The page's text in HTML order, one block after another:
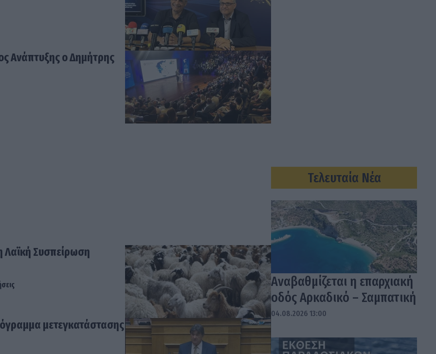
Ανάπτυξης ο Δημήτρης
Λαϊκή Συσπείρωση
μετεγκατάστασης
Τελευταία Νέα
Αναβαθμίζεται η επαρχιακή
οδός Αρκαδικό – Σαμπατική
04.08.2026 13:00